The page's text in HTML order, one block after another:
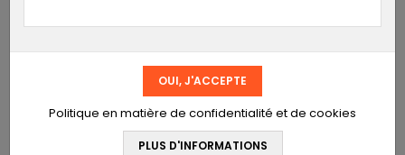
MODE DE PAIEMENT
LIEN VERS NOTRE CHAINE YOUTUBE
DÉSTOCKAGE
Politique en matière de confidentialité et de cookies